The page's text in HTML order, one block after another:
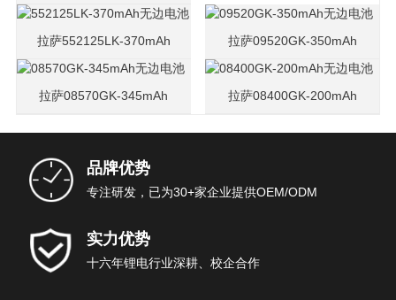
3.8V移动电源电芯
拉萨552125LK-370mAh
无边电池
拉萨09520GK-350mAh
无边电池
拉萨08570GK-345mAh
无边电池
拉萨08400GK-200mAh
无边电池
品牌优势
专注研发，已为30+家企业提供OEM/ODM
实力优势
十六年锂电行业深耕、校企合作